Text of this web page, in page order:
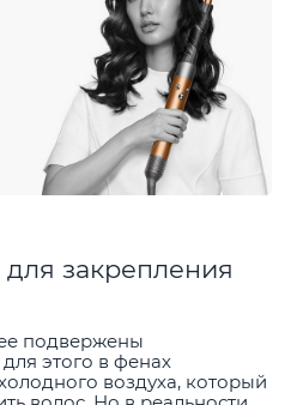
закрепления
подвержены
этого в фенах
воздуха, который